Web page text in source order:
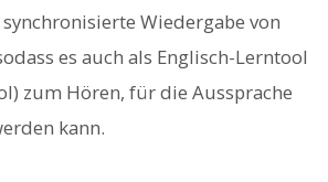
Wiedergabe von
es auch als Englisch-Lerntool
zum Hören, für die Aussprache
kann.